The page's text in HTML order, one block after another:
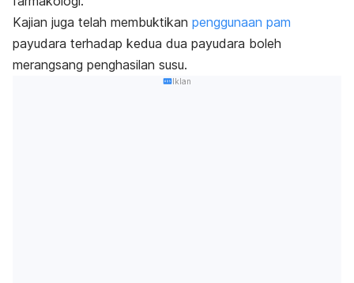
Kajian juga telah membuktikan penggunaan pam
payudara terhadap kedua dua payudara boleh
merangsang penghasilan susu.
Iklan